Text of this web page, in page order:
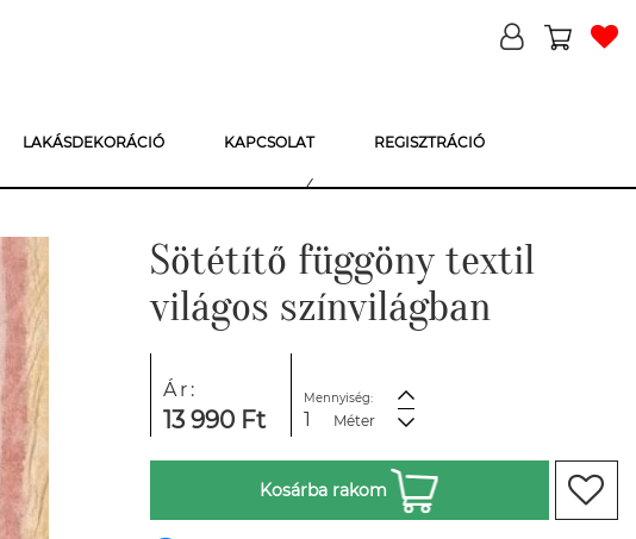
LAKÁSDEKORÁCIÓ KAPCSOLAT REGISZTRÁCIÓ
Sötétítő függöny textil
világos színvilágban
Ár:
13 990 Ft
Mennyiség:
Méter
Kosárba rakom